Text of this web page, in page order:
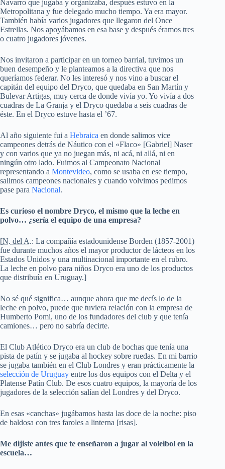
Navarro que jugaba y organizaba, después estuvo en la
Metropolitana y fue delegado mucho tiempo. Ya era mayor.
También había varios jugadores que llegaron del Once
Estrellas. Nos apoyábamos en esa base y después éramos tres
o cuatro jugadores jóvenes.
Nos invitaron a participar en un torneo barrial, tuvimos un
buen desempeño y le planteamos a la directiva que nos
queríamos federar. No les interesó y nos vino a buscar el
capitán del equipo del Dryco, que quedaba en San Martín y
Bulevar Artigas, muy cerca de donde vivía yo. Yo vivía a dos
cuadras de La Granja y el Dryco quedaba a seis cuadras de
éste. En el Dryco estuve hasta el ’67.
Al año siguiente fui a Hebraica en donde salimos vice
campeones detrás de Náutico con el «Flaco» [Gabriel] Naser
y con varios que ya no juegan más, ni acá, ni allá, ni en
ningún otro lado. Fuimos al Campeonato Nacional
representando a Montevideo, como se usaba en ese tiempo,
salimos campeones nacionales y cuando volvimos pedimos
pase para Nacional.
Es curioso el nombre Dryco, el mismo que la leche en
polvo… ¿sería el equipo de una empresa?
[N. del A.: La compañía estadounidense Borden (1857-2001)
fue durante muchos años el mayor productor de lácteos en los
Estados Unidos y una multinacional importante en el rubro.
La leche en polvo para niños Dryco era uno de los productos
que distribuía en Uruguay.]
No sé qué significa… aunque ahora que me decís lo de la
leche en polvo, puede que tuviera relación con la empresa de
Humberto Pomi, uno de los fundadores del club y que tenía
camiones… pero no sabría decirte.
El Club Atlético Dryco era un club de bochas que tenía una
pista de patín y se jugaba al hockey sobre ruedas. En mi barrio
se jugaba también en el Club Londres y eran prácticamente la
selección de Uruguay entre los dos equipos con el Delta y el
Platense Patín Club. De esos cuatro equipos, la mayoría de los
jugadores de la selección salían del Londres y del Dryco.
En esas «canchas» jugábamos hasta las doce de la noche: piso
de baldosa con tres faroles a linterna [risas].
Me dijiste antes que te enseñaron a jugar al voleibol en la
escuela…